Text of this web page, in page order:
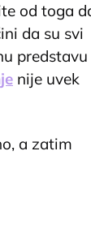
od toga
da su svi
predstavu
nije uvek
a zatim